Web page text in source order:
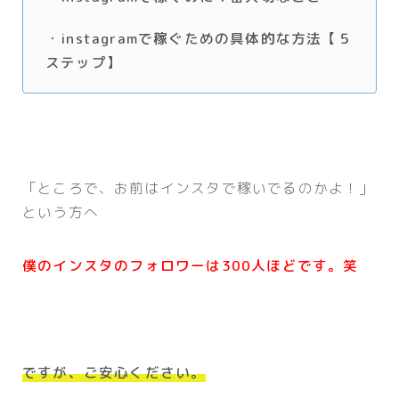
・instagramで稼ぐための具体的な方法【５
ステップ】
「ところで、お前はインスタで稼いでるのかよ！」
という方へ
僕のインスタのフォロワーは300人ほどです。笑
ですが、ご安心ください。